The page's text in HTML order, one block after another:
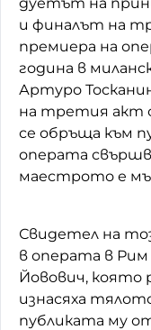
и финалът на
премиера на
година в
Артуро
на третия акт
се обръща към
операта
маестрото е
Свидетел на
в операта в
Йовович, която
изнасяха
публиката му